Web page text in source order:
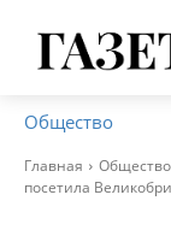
Общество
Главная Общество
посетила